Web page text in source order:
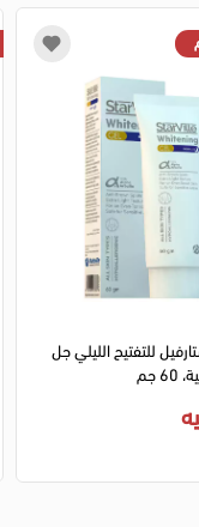
للتفتيح الليلي جل
جم